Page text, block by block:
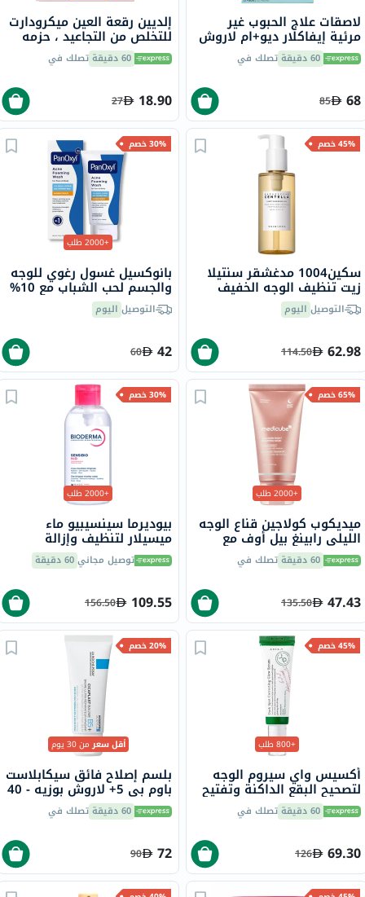
لاصقات علاج الحبوب غير
مرئية إيفاكلار ديو+ام لاروش
بوزيه - 22 لصقة60 دقيقة تصلك في
68
85
إلديين رقعة العين ميكرودارت
للتخلص من التجاعيد ، حزمه
من قطعتين
60 دقيقة تصلك في
18.90
27
45% خصم
سكين1004 مدغشقر سنتيلا
زيت تنظيف الوجه الخفيف
200 ملالتوصيل اليوم
62.98
114.50
30% خصم
+2000 طلب
بانوكسيل غسول رغوي للوجه
والجسم لحب الشباب مع 10%
بيروكسيد البنزويل 156 جرام
التوصيل اليوم
42
60
65% خصم
+2000 طلب
ميديكوب كولاجين قناع الوجه
الليلي رابينغ بيل أوف مع
النياسيناميد والسيراميد 75
مل 60 دقيقة تصلك في
47.43
135.50
30% خصم
+2000 طلب
بيوديرما سينسيبيو ماء
ميسيلار لتنظيف وإزالة
المكياج 850 ملتوصيل مجاني60 دقيقة
109.55
156.50
45% خصم
+800 طلب
أكسيس واي سيروم الوجه
لتصحيح البقع الداكنة وتفتيح
البشرة وترطيبها 50 مل
60 دقيقة تصلك في
69.30
126
20% خصم
أقل سعرمن 30 يوم
بلسم إصلاح فائق سيكابلاست
باوم بي 5+ لاروش بوزيه - 40
مل 60 دقيقة تصلك في
72
90